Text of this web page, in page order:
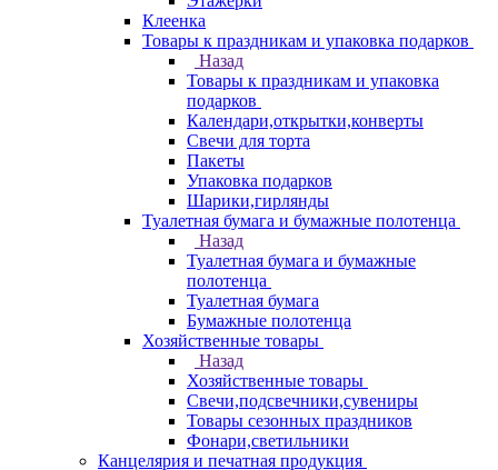
Клеенка
Товары к праздникам и упаковка подарков
Назад
Товары к праздникам и упаковка
подарков
Календари,открытки,конверты
Свечи для торта
Пакеты
Упаковка подарков
Шарики,гирлянды
Туалетная бумага и бумажные полотенца
Назад
Туалетная бумага и бумажные
полотенца
Туалетная бумага
Бумажные полотенца
Хозяйственные товары
Назад
Хозяйственные товары
Свечи,подсвечники,сувениры
Товары сезонных праздников
Фонари,светильники
Канцелярия и печатная продукция